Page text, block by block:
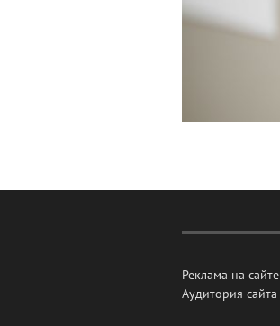
Реклама на сайте
Аудитория сайта